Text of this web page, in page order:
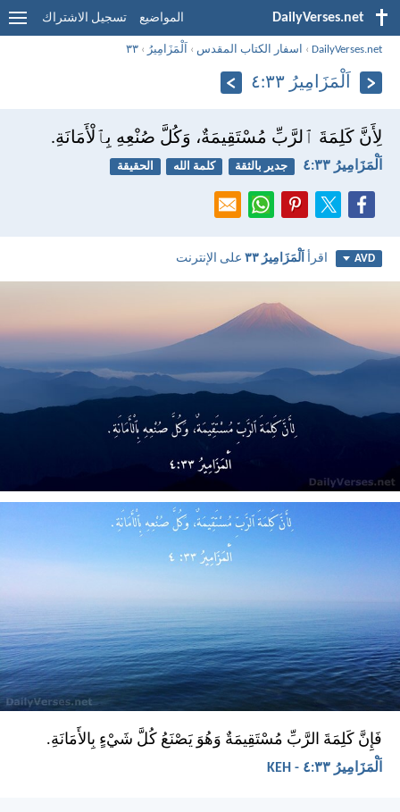
DailyVerses.net المواضيع تسجيل الاشتراك
DailyVerses.net
› اسفار الكتاب المقدس › اَلْمَزَامِيرُ ›٣٣
اَلْمَزَامِيرُ ٣٣:‏٤
لِأَنَّ كَلِمَةَ ٱلرَّبِّ مُسْتَقِيمَةٌ، وَكُلَّ صُنْعِهِ بِٱلْأَمَانَةِ.
اَلْمَزَامِيرُ ٣٣:‏٤ جدير بالثقة كلمة الله الحقيقة
AVD اقرأاَلْمَزَامِيرُ ٣٣ على الإنترنت
فَإِنَّ كَلِمَةَ الرَّبِّ مُسْتَقِيمَةٌ وَهُوَ يَصْنَعُ كُلَّ شَيْءٍ بِالأَمَانَةِ.
اَلْمَزَامِيرُ ٣٣:‏٤ - KEH